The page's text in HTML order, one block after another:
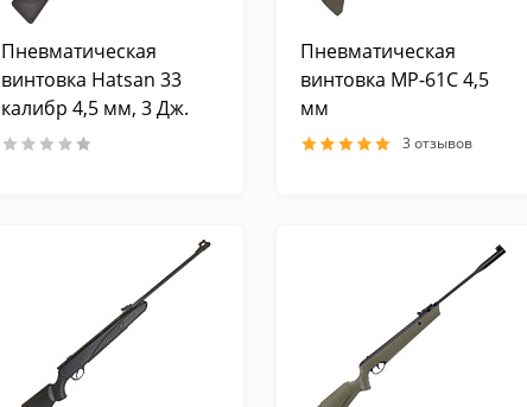
Пневматическая
винтовка Hatsan 33
калибр 4,5 мм, 3 Дж.
Пневматическая
винтовка МР-61C 4,5
мм
3 отзывов